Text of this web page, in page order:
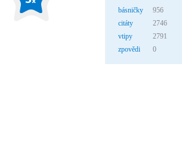
básničky
956
citáty
2746
vtipy
2791
zpovědi
0